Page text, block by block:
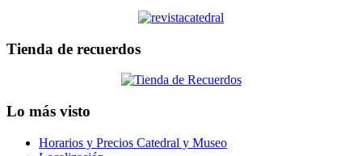
Tienda de recuerdos
Lo más visto
Horarios y Precios Catedral y Museo